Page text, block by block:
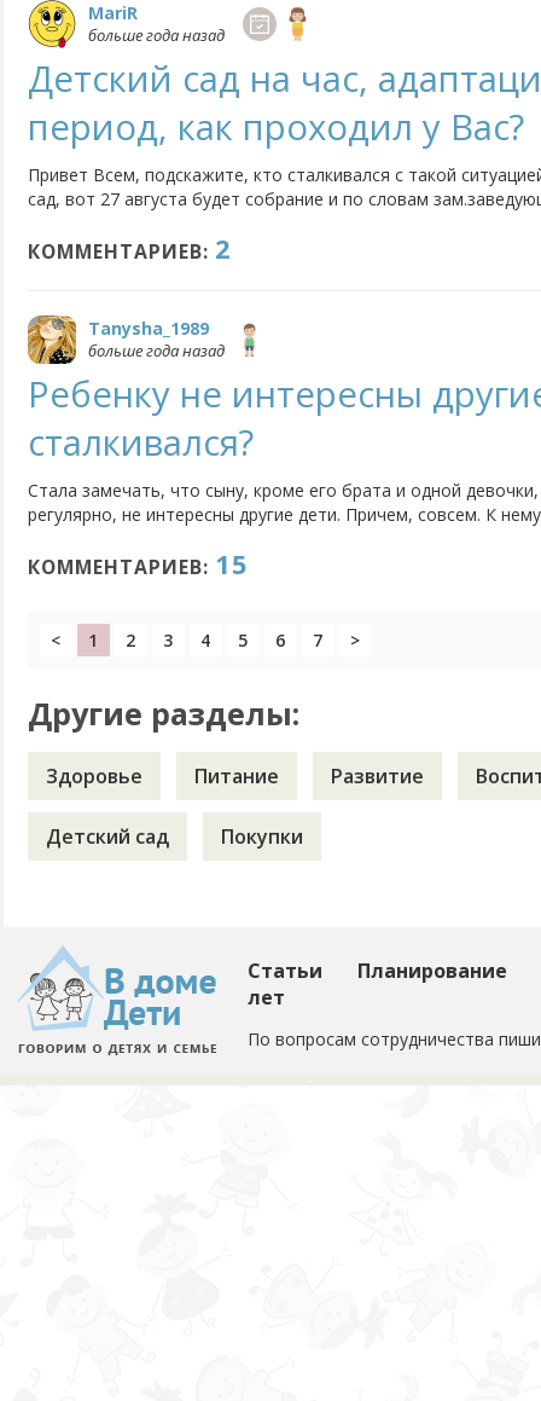
MariR
больше года назад
Детский сад на час,
период, как проходил у Вас?
Привет Всем, подскажите, кто сталкивался с такой
сад, вот 27 августа будет собрание и по словам
полный день, да и что вообще это за правила? Я конечно...
КОММЕНТАРИЕВ: 2
Tanysha_1989
больше года назад
Ребенку не интересны
сталкивался?
Стала замечать, что сыну, кроме его брата и одной
регулярно, не интересны другие дети. Причем, совсем. К
наблюдается и на площадке, и на развивашках, куда мы
КОММЕНТАРИЕВ: 15
< 1 2 3 4 5 6 7 >
Другие разделы:
Здоровье Питание Развитие
Детский сад Покупки
Статьи
Планирование
лет
По вопросам сотрудничества